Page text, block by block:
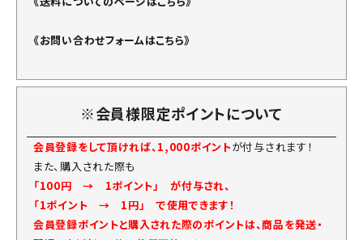
《お問い合わせフォームはこちら》
※会員様限定ポイントについて
会員登録をして頂ければ、1,000ポイントが付与されます！
また、購入された際も
「100円 → 1ポイント」 が付与され、
「1ポイント → 1円」 で使用できます！
会員登録ポイントと購入された際のポイントは、商品を発送・